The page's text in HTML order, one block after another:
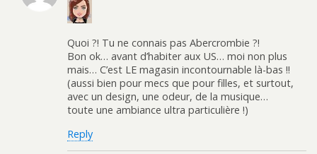
Quoi ?! Tu ne connais pas Abercrombie ?!
Bon ok… avant d’habiter aux US… moi non plus
mais… C’est LE magasin incontournable là-bas !!
(aussi bien pour mecs que pour filles, et surtout,
avec un design, une odeur, de la musique…
toute une ambiance ultra particulière !)
Reply